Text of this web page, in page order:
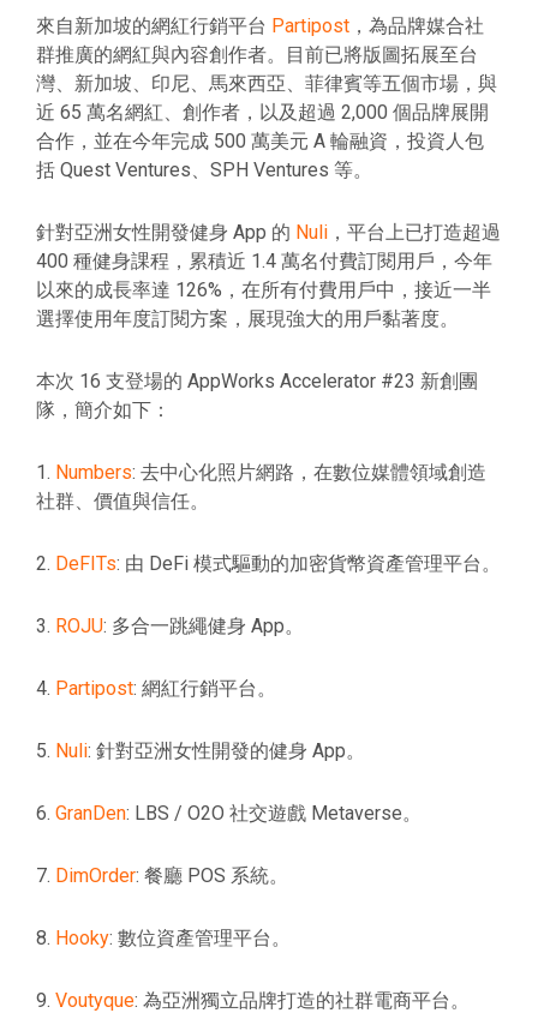
來自新加坡的網紅行銷平台 Partipost ，為品牌媒合社
群推廣的網紅與內容創作者。目前已將版圖拓展至台
灣、新加坡、印尼、馬來西亞、菲律賓等五個市場，與
近 65 萬名網紅、創作者，以及超過 2,000 個品牌展開
合作，並在今年完成 500 萬美元 A 輪融資，投資人包
括 Quest Ventures、SPH Ventures 等。
針對亞洲女性開發健身 App 的 Nuli ，平台上已打造超過
400 種健身課程，累積近 1.4 萬名付費訂閱用戶，今年
以來的成長率達 126%，在所有付費用戶中，接近一半
選擇使用年度訂閱方案，展現強大的用戶黏著度。
本次 16 支登場的 AppWorks Accelerator #23 新創團
隊，簡介如下：
1. Numbers: 去中心化照片網路，在數位媒體領域創造
社群、價值與信任。
2. DeFITs: 由 DeFi 模式驅動的加密貨幣資產管理平台。
3. ROJU: 多合一跳繩健身 App。
4. Partipost: 網紅行銷平台。
5. Nuli: 針對亞洲女性開發的健身 App。
6. GranDen: LBS / O2O 社交遊戲 Metaverse。
7. DimOrder: 餐廳 POS 系統。
8. Hooky: 數位資產管理平台。
9. Voutyque: 為亞洲獨立品牌打造的社群電商平台。